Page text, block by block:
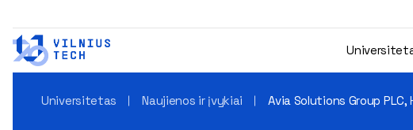
Universitetas Naujienos ir įvykiai Avia Solutions Group PLC,